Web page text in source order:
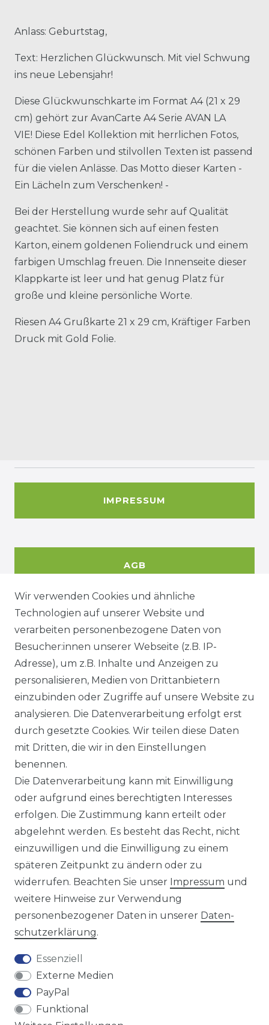
Anlass: Geburtstag,
Text: Herzlichen Glückwunsch. Mit viel Schwung
ins neue Lebensjahr!
Diese Glückwunschkarte im Format A4 (21 x 29
cm) gehört zur AvanCarte A4 Serie AVAN LA
VIE! Diese Edel Kollektion mit herrlichen Fotos,
schönen Farben und stilvollen Texten ist passend
für die vielen Anlässe. Das Motto dieser Karten -
Ein Lächeln zum Verschenken! -
Bei der Herstellung wurde sehr auf Qualität
geachtet. Sie können sich auf einen festen
Karton, einem goldenen Foliendruck und einem
farbigen Umschlag freuen. Die Innenseite dieser
Klappkarte ist leer und hat genug Platz für
große und kleine persönliche Worte.
Riesen A4 Grußkarte 21 x 29 cm, Kräftiger Farben
Druck mit Gold Folie.
IMPRESSUM
AGB
DATENSCHUTZERKÄRUNG
WIDERRUFSRECHT
KONTAKT
Sie sind Wiederverkäufer?
Sie erreichen uns unter :
https://avancarte.de/
oder telefonisch unter: 0421 - 434430
Wir versenden mit
Zahlungsmöglichkeiten
Wir verwenden Cookies und ähnliche
Technologien auf unserer Website und
verarbeiten personenbezogene Daten von
Besucher:innen unserer Webseite (z.B. IP-
Adresse), um z.B. Inhalte und Anzeigen zu
personalisieren, Medien von Drittanbietern
einzubinden oder Zugriffe auf unsere Website zu
analysieren. Die Datenverarbeitung erfolgt erst
durch gesetzte Cookies. Wir teilen diese Daten
mit Dritten, die wir in den Einstellungen
benennen.
Die Datenverarbeitung kann mit Einwilligung
oder aufgrund eines berechtigten Interesses
erfolgen. Die Zustimmung kann erteilt oder
abgelehnt werden. Es besteht das Recht, nicht
einzuwilligen und die Einwilligung zu einem
späteren Zeitpunkt zu ändern oder zu
widerrufen. Beachten Sie unser Impressum und
weitere Hinweise zur Verwendung
personenbezogener Daten in unserer Daten­
schutz­erklärung.
Essenziell
Externe Medien
PayPal
Funktional